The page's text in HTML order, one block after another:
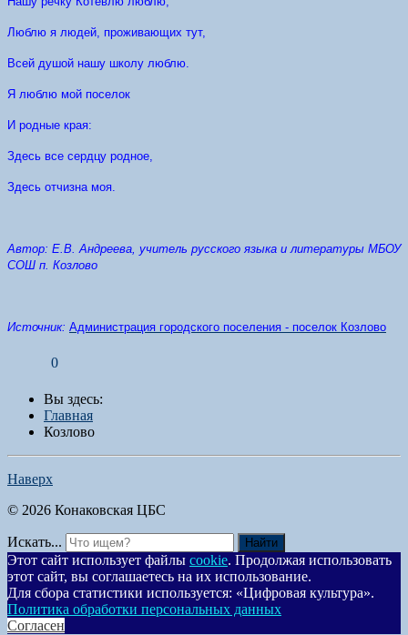
Люблю я людей, проживающих тут,
Всей душой нашу школу люблю.
Я люблю мой поселок
И родные края:
Здесь все сердцу родное,
Здесь отчизна моя.
Автор: Е.В. Андреева, учитель русского языка и литературы МБОУ
СОШ п. Козлово
Источник: Администрация городского поселения - поселок Козлово
0
Вы здесь:
Главная
Козлово
Наверх
© 2026 Конаковская ЦБС
Искать... Найти
Этот сайт использует файлы cookie. Продолжая использовать
этот сайт, вы соглашаетесь на их использование.
Для сбора статистики используется: «Цифровая культура».
Политика обработки персональных данных
Согласен